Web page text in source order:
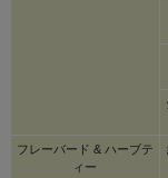
フレーバード & ハーブテ
ィー